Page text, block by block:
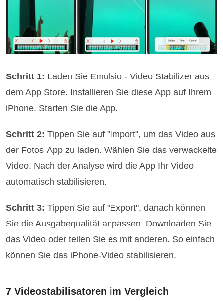
Schritt 1: Laden Sie Emulsio - Video Stabilizer aus
dem App Store. Installieren Sie diese App auf Ihrem
iPhone. Starten Sie die App.
Schritt 2:Tippen Sie auf "Import", um das Video aus
der Fotos-App zu laden. Wählen Sie das verwackelte
Video. Nach der Analyse wird die App Ihr Video
automatisch stabilisieren.
Schritt 3:Tippen Sie auf "Export", danach können
Sie die Ausgabequalität anpassen. Downloaden Sie
das Video oder teilen Sie es mit anderen. So einfach
können Sie das iPhone-Video stabilisieren.
7 Videostabilisatoren im Vergleich